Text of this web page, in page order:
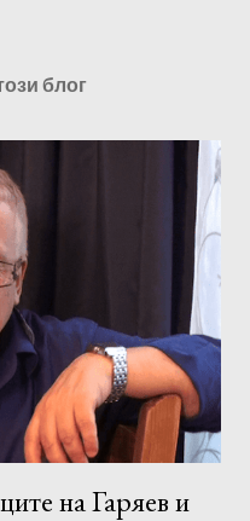
блог
на Гаряев и